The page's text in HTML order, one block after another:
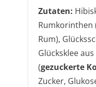
Zutaten:
Rumkorinthen
Rum),
Glücksklee
(gezuckerte
Zucker,